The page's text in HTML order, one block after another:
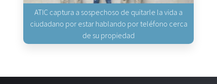
ATIC captura a sospechoso de quitarle la vida a
ciudadano por estar hablando por teléfono cerca
de su propiedad